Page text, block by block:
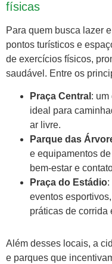
físicas
Para quem busca lazer
pontos turísticos e
de exercícios físicos,
saudável. Entre os
Praça Central : um
ideal para
ar livre.
Parque das
e equipamentos
bem-estar e
Praça do Estádio:
eventos
práticas de corrida
Além desses locais, a
e parques que